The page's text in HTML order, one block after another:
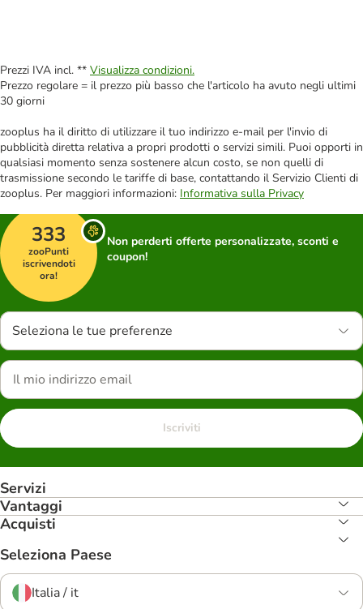
Prezzi IVA incl. ** Visualizza condizioni.
Prezzo regolare = il prezzo più basso che l'articolo ha avuto negli ultimi
30 giorni
zooplus ha il diritto di utilizzare il tuo indirizzo e-mail per l'invio di
pubblicità diretta relativa a propri prodotti o servizi simili. Puoi opporti in
qualsiasi momento senza sostenere alcun costo, se non quelli di
trasmissione secondo le tariffe di base, contattando il Servizio Clienti di
zooplus. Per maggiori informazioni: Informativa sulla Privacy
333
zooPunti
iscrivendoti
ora!
Non perderti offerte personalizzate, sconti e
coupon!
Seleziona le tue preferenze
Iscriviti
Servizi
Vantaggi
Acquisti
Seleziona Paese
Italia / it